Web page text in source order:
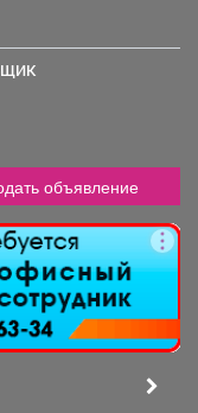
объявление